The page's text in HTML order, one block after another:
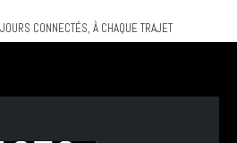
CONNECTÉS, À CHAQUE TRAJET